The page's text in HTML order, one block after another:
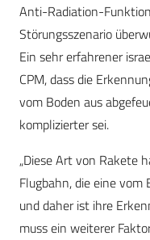
Anti-Radiation-
Störungsszenario
Ein sehr erfahrener
CPM, dass die
vom Boden aus
komplizierter sei.
„Diese Art von Rakete
Flugbahn, die eine
und daher ist ihre
muss ein weiterer